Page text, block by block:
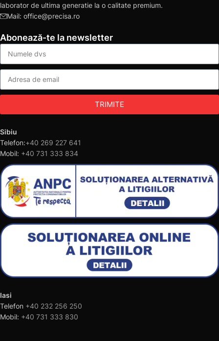
laborator de ultima generatie la o calitate premium.
Mail: office@precisa.ro
Abonează-te la newsletter
TRIMITE
Sibiu
Telefon:+40 269 227 641
Mobil: +40 731 333 834
Iasi
Telefon +40 232 256 250
Mobil: +40 731 333 830